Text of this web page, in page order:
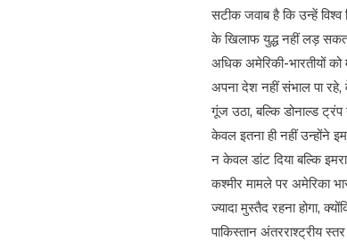
सटीक जवाब है कि उन्हें
के खिलाफ युद्ध नहीं लड़
अधिक अमेरिकी-भारतीयों को
अपना देश नहीं संभाल पा
गूंज उठा, बल्कि डोनाल्ड
केवल इतना ही नहीं उन्होंने
न केवल डांट दिया बल्कि
कश्मीर मामले पर अमेरिका
ज्यादा मुस्तैद रहना होगा,
पाकिस्तान अंतरराश्ट्रीय